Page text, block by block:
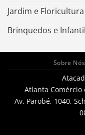
Jardim e Floricultura
Brinquedos e Infantil
Sobre Nós
Atlanta
Av. Parobé, 1040,